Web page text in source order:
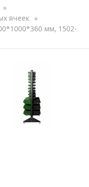
»
ячеек »
мм, 1502-